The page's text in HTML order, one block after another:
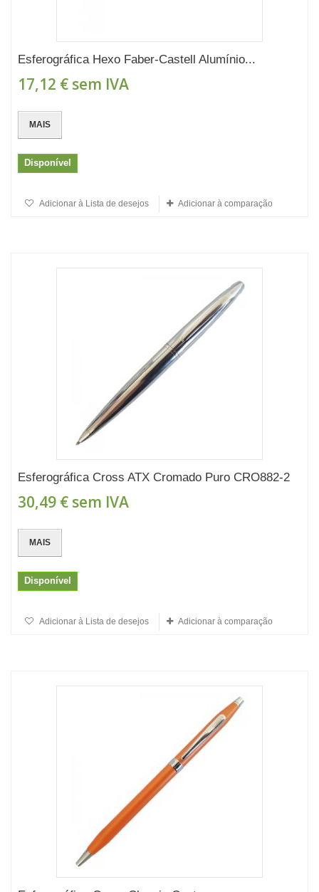
Esferográfica Hexo Faber-Castell Alumínio...
17,12 € sem IVA
MAIS
Disponível
Adicionar à Lista de desejos Adicionar à comparação
Esferográfica Cross ATX Cromado Puro CRO882-2
30,49 € sem IVA
MAIS
Disponível
Adicionar à Lista de desejos Adicionar à comparação